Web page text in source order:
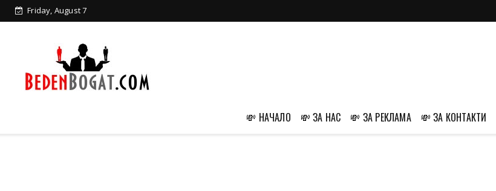
Friday, August 7
💸 НАЧАЛО 💸 ЗА НАС 💸 ЗА РЕКЛАМА 💸 ЗА КОНТАКТИ